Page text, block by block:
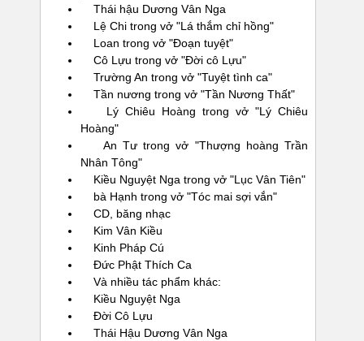
Thái hậu Dương Vân Nga
Lệ Chi trong vở "Lá thắm chỉ hồng"
Loan trong vở "Đoạn tuyệt"
Cô Lựu trong vở "Đời cô Lựu"
Trường An trong vở "Tuyệt tình ca"
Tần nương trong vở "Tần Nương Thất"
Lý Chiêu Hoàng trong vở "Lý Chiêu
Hoàng"
An Tư trong vở "Thượng hoàng Trần
Nhân Tông"
Kiều Nguyệt Nga trong vở "Lục Vân Tiên"
bà Hạnh trong vở "Tóc mai sợi vắn"
CD, băng nhạc
Kim Vân Kiều
Kinh Pháp Cú
Đức Phật Thích Ca
Và nhiều tác phẩm khác:
Kiều Nguyệt Nga
Đời Cô Lựu
Thái Hậu Dương Vân Nga